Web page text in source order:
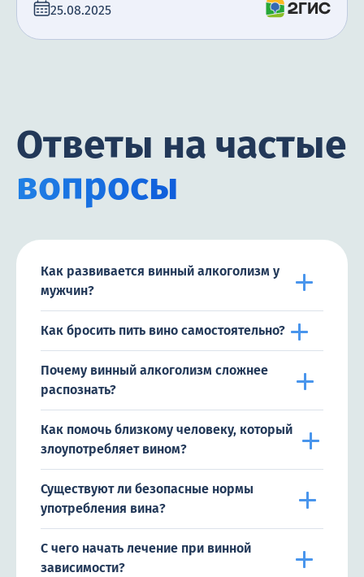
Методика эффективна, отношение персонала
25.08.2025
Ответы на частые
вопросы
Как развивается винный алкоголизм у
мужчин?
Как бросить пить вино самостоятельно?
Почему винный алкоголизм сложнее
распознать?
Как помочь близкому человеку, который
злоупотребляет вином?
Существуют ли безопасные нормы
употребления вина?
С чего начать лечение при винной
зависимости?